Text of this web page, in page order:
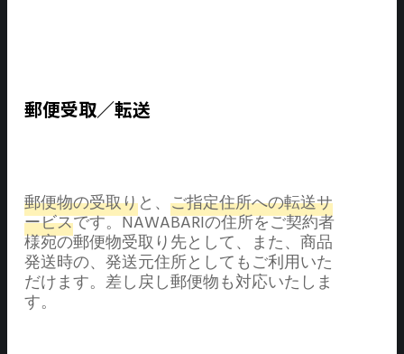
郵便受取／転送
郵便物の受取りと、ご指定住所への転送サ
ービスです。NAWABARIの住所をご契約者
様宛の郵便物受取り先として、また、商品
発送時の、発送元住所としてもご利用いた
だけます。差し戻し郵便物も対応いたしま
す。